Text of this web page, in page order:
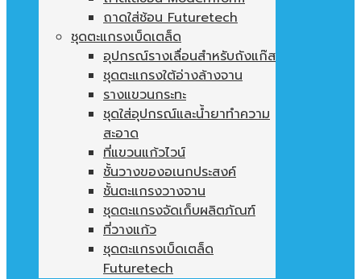
ถาดใส่ช้อน Futuretech
ชุดตะแกรงเบ็ดเตล็ด
อุปกรณ์รางเลื่อนสำหรับถังแก๊ส
ชุดตะแกรงใต้อ่างล้างจาน
รางแขวนกระทะ
ชุดใส่อุปกรณ์และน้ำยาทำความ
สะอาด
ที่แขวนแก้วไวน์
ชั้นวางของอเนกประสงค์
ชั้นตะแกรงวางจาน
ชุดตะแกรงจัดเก็บผลิตภัณฑ์
ที่วางแก้ว
ชุดตะแกรงเบ็ดเตล็ด
Futuretech